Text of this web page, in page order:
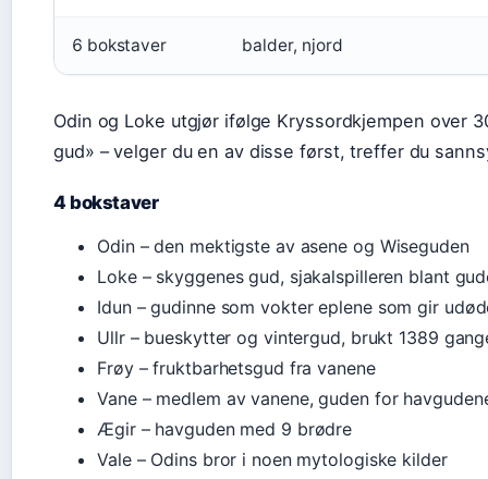
6 bokstaver balder, njord
Odin og Loke utgjør ifølge Kryssordkjempen over
gud» – velger du en av disse først, treffer du
4 bokstaver
Odin – den mektigste av asene og Wiseguden
Loke – skyggenes gud, sjakalspilleren blant
Idun – gudinne som vokter eplene som gir
Ullr – bueskytter og vintergud, brukt 1389
Frøy – fruktbarhetsgud fra vanene
Vane – medlem av vanene, guden for
Ægir – havguden med 9 brødre
Vale – Odins bror i noen mytologiske kilder